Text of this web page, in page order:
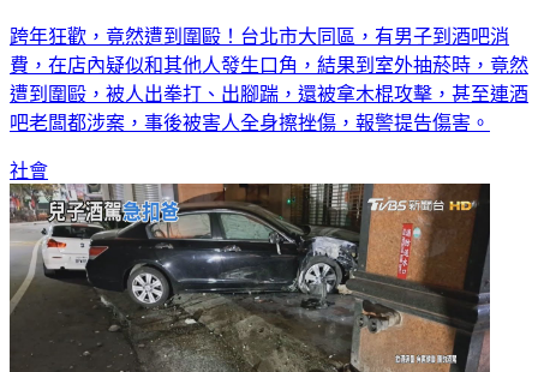
跨年狂歡，竟然遭到圍毆！台北市大同區，有男子到酒吧消
費，在店內疑似和其他人發生口角，結果到室外抽菸時，竟然
遭到圍毆，被人出拳打、出腳踹，還被拿木棍攻擊，甚至連酒
吧老闆都涉案，事後被害人全身擦挫傷，報警提告傷害。
社會